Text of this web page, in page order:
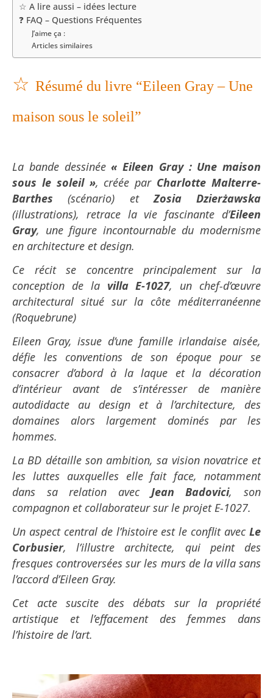
☆ A lire aussi – idées lecture
❓ FAQ – Questions Fréquentes
J’aime ça :
Articles similaires
☆ Résumé du livre “Eileen Gray – Une
maison sous le soleil”
La bande dessinée« Eileen Gray : Une maison
sous le soleil », créée par Charlotte Malterre-
Barthes (scénario) etZosia Dzierżawska
(illustrations), retrace la vie fascinante d’Eileen
Gray, une figure incontournable du modernisme
en architecture et design.
Ce récit se concentre principalement sur la
conception de la villa E-1027, un chef-d’œuvre
architectural situé sur la côte méditerranéenne
(Roquebrune)
Eileen Gray, issue d’une famille irlandaise aisée,
défie les conventions de son époque pour se
consacrer d’abord à la laque et la décoration
d’intérieur avant de s’intéresser de manière
autodidacte au design et à l’architecture, des
domaines alors largement dominés par les
hommes.
La BD détaille son ambition, sa vision novatrice et
les luttes auxquelles elle fait face, notamment
dans sa relation avec Jean Badovici, son
compagnon et collaborateur sur le projet E-1027.
Un aspect central de l’histoire est le conflit avec Le
Corbusier, l’illustre architecte, qui peint des
fresques controversées sur les murs de la villa sans
l’accord d’Eileen Gray.
Cet acte suscite des débats sur la propriété
artistique et l’effacement des femmes dans
l’histoire de l’art.